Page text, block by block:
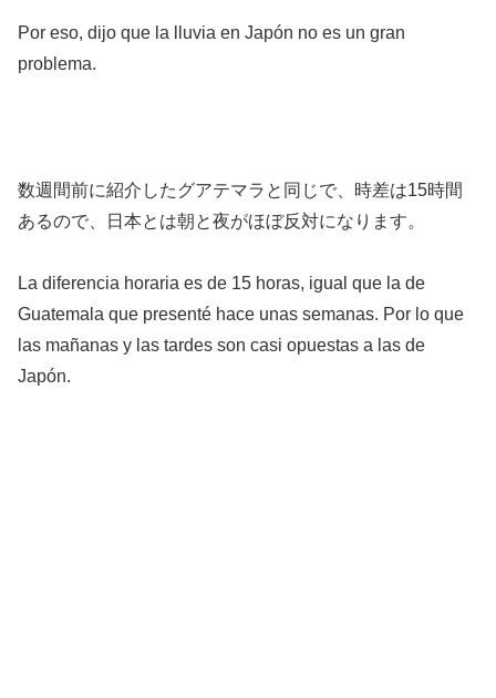
Por eso, dijo que la lluvia en Japón no es un gran
problema.
数週間前に紹介したグアテマラと同じで、時差は15時間
あるので、日本とは朝と夜がほぼ反対になります。
La diferencia horaria es de 15 horas, igual que la de
Guatemala que presenté hace unas semanas. Por lo que
las mañanas y las tardes son casi opuestas a las de
Japón.